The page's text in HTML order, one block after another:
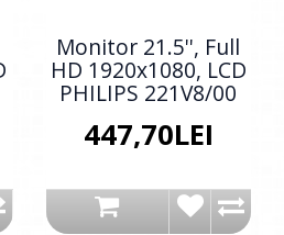
Monitor 21.5'', Full
HD 1920x1080, LCD
PHILIPS 221V8/00
447,70LEI